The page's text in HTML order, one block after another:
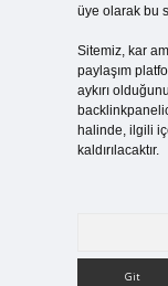
üye olarak bu
Sitemiz, kar
paylaşım
aykırı
halinde, ilgili
kaldırılacaktır.